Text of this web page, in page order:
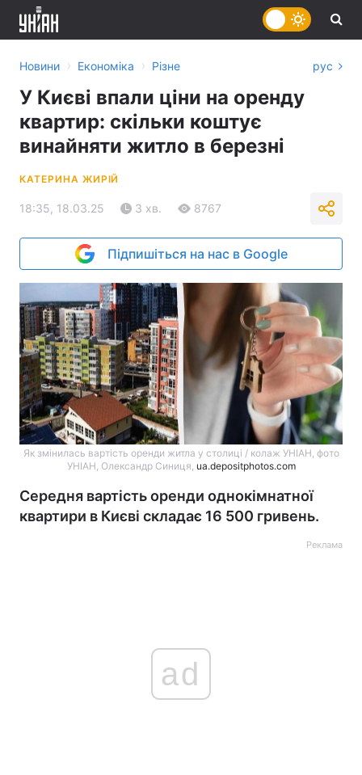
Новини › Економіка › Різне рус
У Києві впали ціни на оренду
квартир: скільки коштує
винайняти житло в березні
КАТЕРИНА ЖИРІЙ
18:35, 18.03.25 3 хв. 8767
Підпишіться на нас в Google
Як змінилась вартість оренди житла у столиці / колаж УНІАН, фото
УНІАН, Олександр Синиця, ua.depositphotos.com
Середня вартість оренди однокімнатної
квартири в Києві складає 16 500 гривень.
Реклама
ad